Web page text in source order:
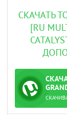
СКАЧАТЬ
[RU
ТОРРЕНТ